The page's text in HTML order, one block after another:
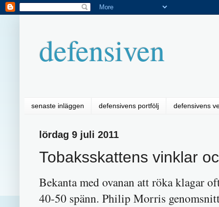
defensiven
senaste inläggen defensivens portfölj defensivens
lördag 9 juli 2011
Tobaksskattens vinklar
Bekanta med ovanan att röka klagar
40-50 spänn. Philip Morris